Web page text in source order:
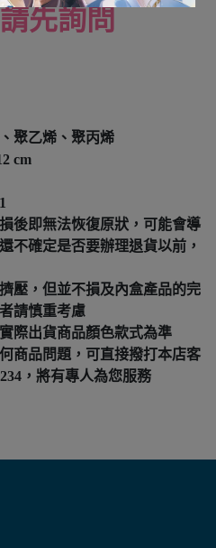
先詢問
聚乙烯、聚丙烯
cm
即無法恢復原狀，可能會導
不確定是否要辦理退貨以前，
，但並不損及內盒產品的完
請慎重考慮
出貨商品顏色款式為準
品問題，可直接撥打本店客
，將有專人為您服務